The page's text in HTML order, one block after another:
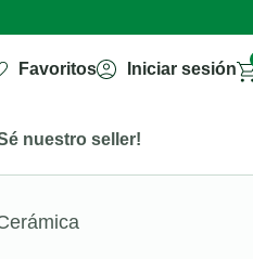
Favoritos Iniciar sesión
nuestro seller!